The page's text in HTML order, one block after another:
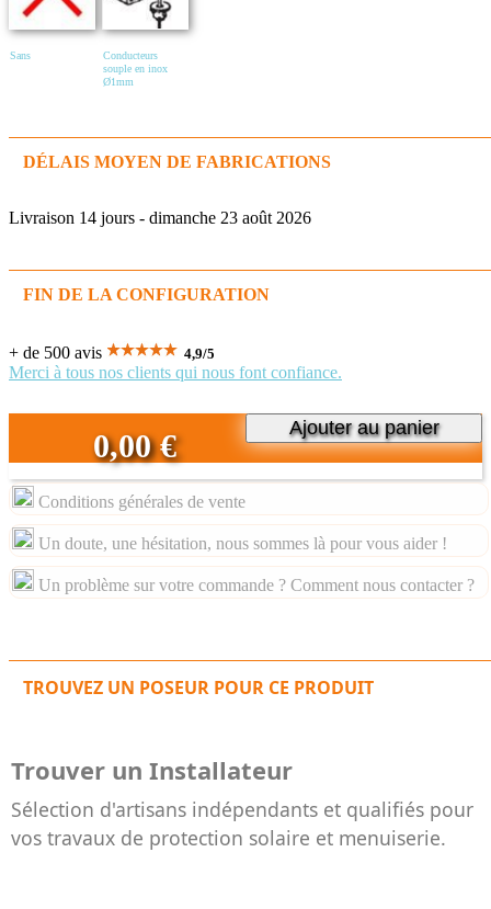
Sans
Conducteurs
souple en inox
Ø1mm
DÉLAIS MOYEN DE FABRICATIONS
Livraison 14 jours - dimanche 23 août 2026
FIN DE LA CONFIGURATION
+ de 500 avis 4,9/5
Merci à tous nos clients qui nous font confiance.
Ajouter au panier
0,00 €
Conditions générales de vente
Un doute, une hésitation, nous sommes là pour vous aider !
Un problème sur votre commande ? Comment nous contacter ?
TROUVEZ UN POSEUR POUR CE PRODUIT